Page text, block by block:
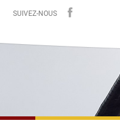
SUIVEZ-NOUS